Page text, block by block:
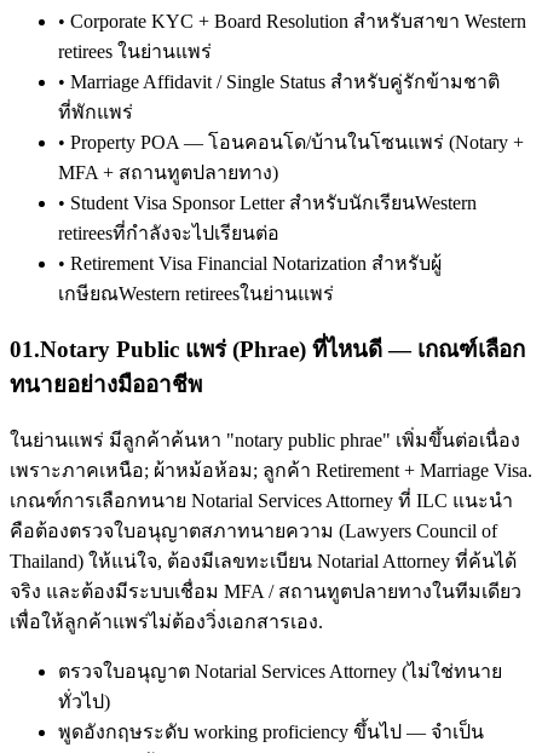
• Corporate KYC + Board Resolution สำหรับสาขา Western
retirees ในย่านแพร่
• Marriage Affidavit / Single Status สำหรับคู่รักข้ามชาติ
ที่พักแพร่
• Property POA — โอนคอนโด/บ้านในโซนแพร่ (Notary +
MFA + สถานทูตปลายทาง)
• Student Visa Sponsor Letter สำหรับนักเรียนWestern
retireesที่กำลังจะไปเรียนต่อ
• Retirement Visa Financial Notarization สำหรับผู้
เกษียณWestern retireesในย่านแพร่
01.Notary Public แพร่ (Phrae) ที่ไหนดี — เกณฑ์เลือก
ทนายอย่างมืออาชีพ
ในย่านแพร่ มีลูกค้าค้นหา "notary public phrae" เพิ่มขึ้นต่อเนื่อง
เพราะภาคเหนือ; ผ้าหม้อห้อม; ลูกค้า Retirement + Marriage Visa.
เกณฑ์การเลือกทนาย Notarial Services Attorney ที่ ILC แนะนำ
คือต้องตรวจใบอนุญาตสภาทนายความ (Lawyers Council of
Thailand) ให้แน่ใจ, ต้องมีเลขทะเบียน Notarial Attorney ที่ค้นได้
จริง และต้องมีระบบเชื่อม MFA / สถานทูตปลายทางในทีมเดียว
เพื่อให้ลูกค้าแพร่ไม่ต้องวิ่งเอกสารเอง.
ตรวจใบอนุญาต Notarial Services Attorney (ไม่ใช่ทนาย
ทั่วไป)
พูดอังกฤษระดับ working proficiency ขึ้นไป — จำเป็น